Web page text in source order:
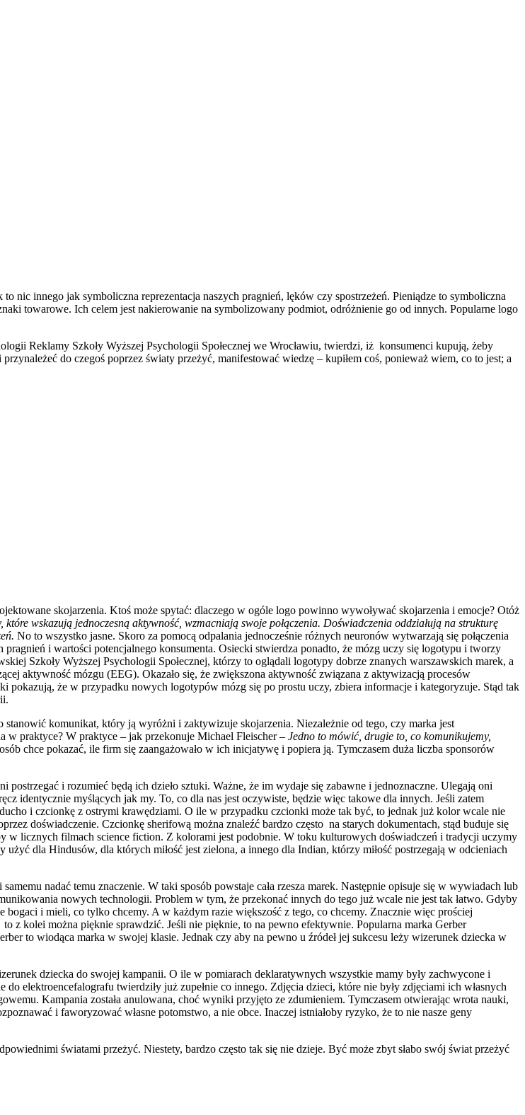
nic innego jak symboliczna reprezentacja naszych pragnień, lęków czy spostrzeżeń. Pieniądze to symboliczna
towarowe. Ich celem jest nakierowanie na symbolizowany podmiot, odróżnienie go od innych. Popularne logo
Reklamy Szkoły Wyższej Psychologii Społecznej we Wrocławiu, twierdzi, iż konsumenci kupują, żeby
do czegoś poprzez światy przeżyć, manifestować wiedzę – kupiłem coś, ponieważ wiem, co to jest; a
skojarzenia. Ktoś może spytać: dlaczego w ogóle logo powinno wywoływać skojarzenia i emocje? Otóż
które wskazują jednoczesną aktywność, wzmacniają swoje połączenia. Doświadczenia oddziałują na strukturę
No to wszystko jasne. Skoro za pomocą odpalania jednocześnie różnych neuronów wytwarzają się połączenia
i wartości potencjalnego konsumenta. Osiecki stwierdza ponadto, że mózg uczy się logotypu i tworzy
Szkoły Wyższej Psychologii Społecznej, którzy to oglądali logotypy dobrze znanych warszawskich marek, a
aktywność mózgu (EEG). Okazało się, że zwiększona aktywność związana z aktywizacją procesów
że w przypadku nowych logotypów mózg się po prostu uczy, zbiera informacje i kategoryzuje. Stąd tak
komunikat, który ją wyróżni i zaktywizuje skojarzenia. Niezależnie od tego, czy marka jest
w praktyce? W praktyce – jak przekonuje Michael Fleischer – Jedno to mówić, drugie to, co komunikujemy,
chce pokazać, ile firm się zaangażowało w ich inicjatywę i popiera ją. Tymczasem duża liczba sponsorów
i rozumieć będą ich dzieło sztuki. Ważne, że im wydaje się zabawne i jednoznaczne. Ulegają oni
identycznie myślących jak my. To, co dla nas jest oczywiste, będzie więc takowe dla innych. Jeśli zatem
i czcionkę z ostrymi krawędziami. O ile w przypadku czcionki może tak być, to jednak już kolor wcale nie
doświadczenie. Czcionkę sherifową można znaleźć bardzo często na starych dokumentach, stąd buduje się
w licznych filmach science fiction. Z kolorami jest podobnie. W toku kulturowych doświadczeń i tradycji uczymy
dla Hindusów, dla których miłość jest zielona, a innego dla Indian, którzy miłość postrzegają w odcieniach
nadać temu znaczenie. W taki sposób powstaje cała rzesza marek. Następnie opisuje się w wywiadach lub
nowych technologii. Problem w tym, że przekonać innych do tego już wcale nie jest tak łatwo. Gdyby
i mieli, co tylko chcemy. A w każdym razie większość z tego, co chcemy. Znacznie więc prościej
kolei można pięknie sprawdzić. Jeśli nie pięknie, to na pewno efektywnie. Popularna marka Gerber
to wiodąca marka w swojej klasie. Jednak czy aby na pewno u źródeł jej sukcesu leży wizerunek dziecka w
dziecka do swojej kampanii. O ile w pomiarach deklaratywnych wszystkie mamy były zachwycone i
elektroencefalografu twierdziły już zupełnie co innego. Zdjęcia dzieci, które nie były zdjęciami ich własnych
Kampania została anulowana, choć wyniki przyjęto ze zdumieniem. Tymczasem otwierając wrota nauki,
i faworyzować własne potomstwo, a nie obce. Inaczej istniałoby ryzyko, że to nie nasze geny
światami przeżyć. Niestety, bardzo często tak się nie dzieje. Być może zbyt słabo swój świat przeżyć